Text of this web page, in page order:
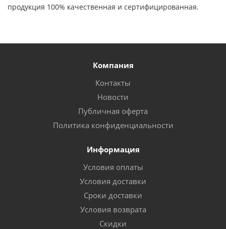
продукция 100% качественная и сертифицированная.
Компания
Контакты
Новости
Публичная оферта
Политика конфиденциальности
Информация
Условия оплаты
Условия доставки
Сроки доставки
Условия возврата
Скидки